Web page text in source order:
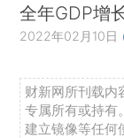
全年GDP增
2022年02月10日
财新网所刊载内
专属所有或持有
建立镜像等任何